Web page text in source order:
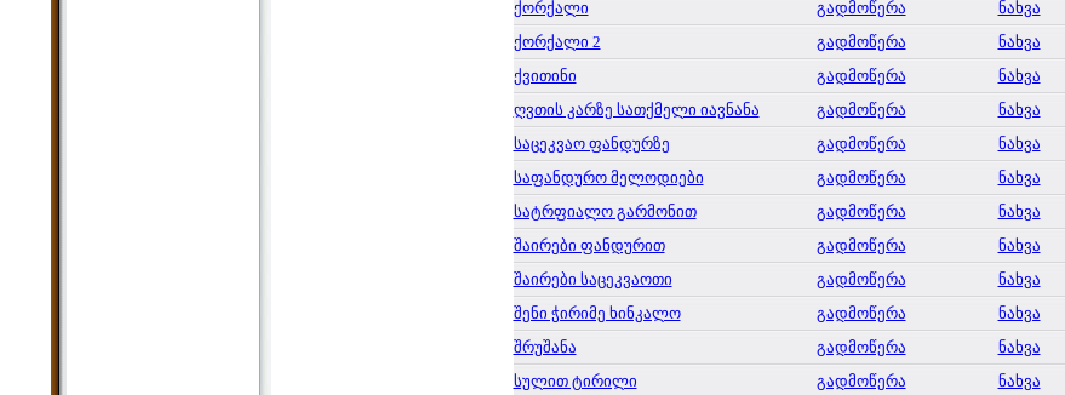
ქორქალი
გადმოწერა
ნახვა
ქორქალი 2
გადმოწერა
ნახვა
ქვითინი
გადმოწერა
ნახვა
ღვთის კარზე სათქმელი იავნანა
გადმოწერა
ნახვა
საცეკვაო ფანდურზე
გადმოწერა
ნახვა
საფანდურო მელოდიები
გადმოწერა
ნახვა
სატრფიალო გარმონით
გადმოწერა
ნახვა
შაირები ფანდურით
გადმოწერა
ნახვა
შაირები საცეკვაოთი
გადმოწერა
ნახვა
შენი ჭირიმე ხინკალო
გადმოწერა
ნახვა
შრუშანა
გადმოწერა
ნახვა
სულით ტირილი
გადმოწერა
ნახვა